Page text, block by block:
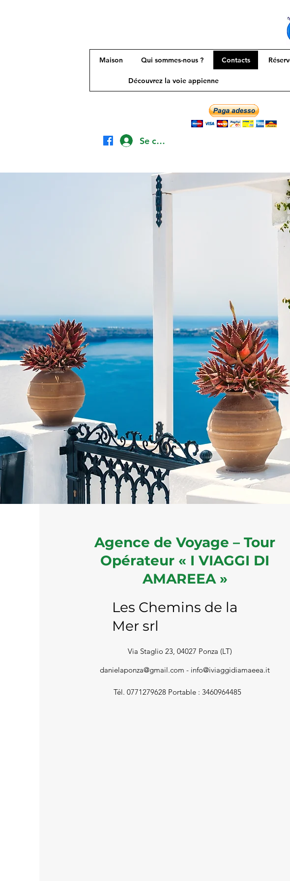
Maison Qui sommes-nous ? Contacts
Découvrez la voie appienne
Se connecter
Agence de Voyage – Tour
Opérateur « I VIAGGI DI
AMAREEA »
Les Chemins de la
Mer srl
Via Staglio 23, 04027 Ponza (LT)
danielaponza@gmail.com - info@iviaggidiamaeea.it
Tél. 0771279628 Portable : 3460964485